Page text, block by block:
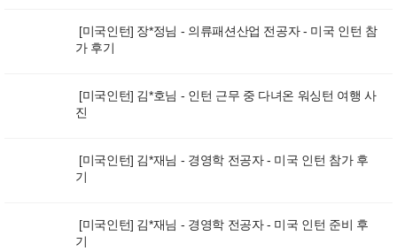
[미국인턴] 장*정님 - 의류패션산업 전공자 - 미국 인턴 참
가 후기
[미국인턴] 김*호님 - 인턴 근무 중 다녀온 워싱턴 여행 사
진
[미국인턴] 김*재님 - 경영학 전공자 - 미국 인턴 참가 후
기
[미국인턴] 김*재님 - 경영학 전공자 - 미국 인턴 준비 후
기